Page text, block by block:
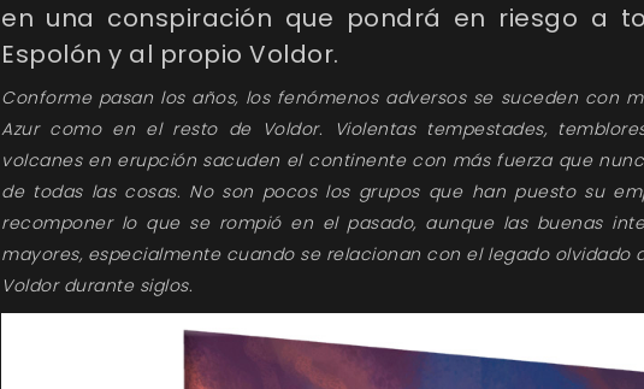
en una conspiración que pondrá en riesgo a
Espolón y al propio Voldor.
Conforme pasan los años, los fenómenos adversos se suceden con
Azur como en el resto de Voldor. Violentas tempestades,
volcanes en erupción sacuden el continente con más fuerza que
de todas las cosas. No son pocos los grupos que han puesto su
recomponer lo que se rompió en el pasado, aunque las buenas
mayores, especialmente cuando se relacionan con el legado olvidado
Voldor durante siglos.